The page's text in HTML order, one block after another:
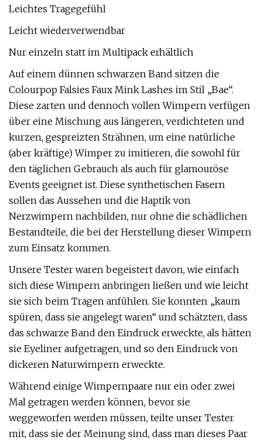
Leichtes Tragegefühl
Leicht wiederverwendbar
Nur einzeln statt im Multipack erhältlich
Auf einem dünnen schwarzen Band sitzen die
Colourpop Falsies Faux Mink Lashes im Stil „Bae“.
Diese zarten und dennoch vollen Wimpern verfügen
über eine Mischung aus längeren, verdichteten und
kurzen, gespreizten Strähnen, um eine natürliche
(aber kräftige) Wimper zu imitieren, die sowohl für
den täglichen Gebrauch als auch für glamouröse
Events geeignet ist. Diese synthetischen Fasern
sollen das Aussehen und die Haptik von
Nerzwimpern nachbilden, nur ohne die schädlichen
Bestandteile, die bei der Herstellung dieser Wimpern
zum Einsatz kommen.
Unsere Tester waren begeistert davon, wie einfach
sich diese Wimpern anbringen ließen und wie leicht
sie sich beim Tragen anfühlen. Sie konnten „kaum
spüren, dass sie angelegt waren“ und schätzten, dass
das schwarze Band den Eindruck erweckte, als hätten
sie Eyeliner aufgetragen, und so den Eindruck von
dickeren Naturwimpern erweckte.
Während einige Wimpernpaare nur ein oder zwei
Mal getragen werden können, bevor sie
weggeworfen werden müssen, teilte unser Tester
mit, dass sie der Meinung sind, dass man dieses Paar